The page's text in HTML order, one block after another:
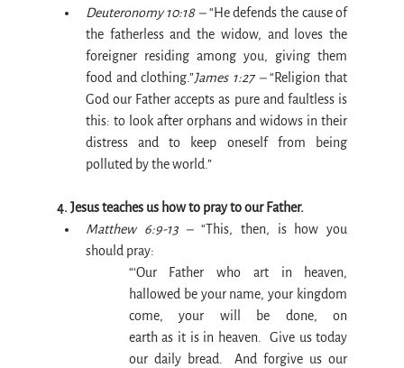
Deuteronomy 10:18 – “He defends the cause of
the fatherless and the widow, and loves the
foreigner residing among you, giving them
food and clothing.”James 1:27 – “Religion that
God our Father accepts as pure and faultless is
this: to look after orphans and widows in their
distress and to keep oneself from being
polluted by the world.”
4. Jesus teaches us how to pray to our Father.
Matthew 6:9-13 – “This, then, is how you
should pray:
“‘Our Father who art in heaven,
hallowed be your name, your kingdom
come, your will be done, on
earth as it is in heaven.  Give us today
our daily bread.  And forgive us our